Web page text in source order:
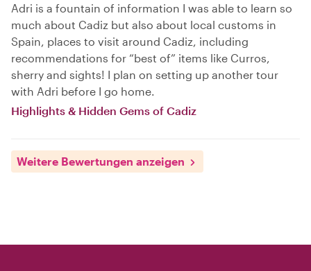
Adri is a fountain of information I was able to learn so
much about Cadiz but also about local customs in
Spain, places to visit around Cadiz, including
recommendations for “best of” items like Curros,
sherry and sights! I plan on setting up another tour
with Adri before I go home.
Highlights & Hidden Gems of Cadiz
Weitere Bewertungen anzeigen